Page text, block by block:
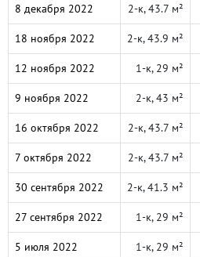
8 декабря 2022 2-к, 43.7 м²
18 ноября 2022 2-к, 43.9 м²
12 ноября 2022 1-к, 29 м²
9 ноября 2022 2-к, 43 м²
16 октября 2022 2-к, 43.7 м²
7 октября 2022 2-к, 43.7 м²
30 сентября 2022 2-к, 41.3 м²
27 сентября 2022 1-к, 29 м²
5 июля 2022 1-к, 29 м²